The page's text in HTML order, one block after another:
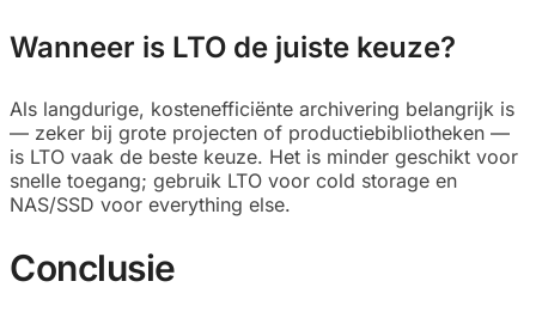
Wanneer is LTO de juiste keuze?
Als langdurige, kostenefficiënte archivering belangrijk is
— zeker bij grote projecten of productiebibliotheken —
is LTO vaak de beste keuze. Het is minder geschikt voor
snelle toegang; gebruik LTO voor cold storage en
NAS/SSD voor everything else.
Conclusie